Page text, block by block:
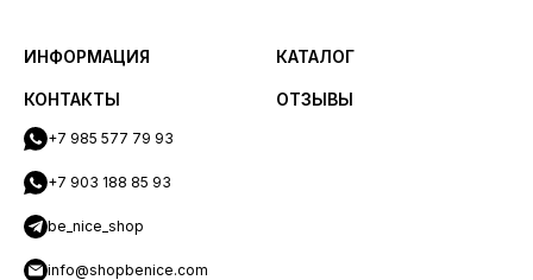
ИНФОРМАЦИЯ КАТАЛОГ
КОНТАКТЫ
+7 985 577 79 93
+7 903 188 85 93
be_nice_shop
info@shopbenice.com
ОТЗЫВЫ